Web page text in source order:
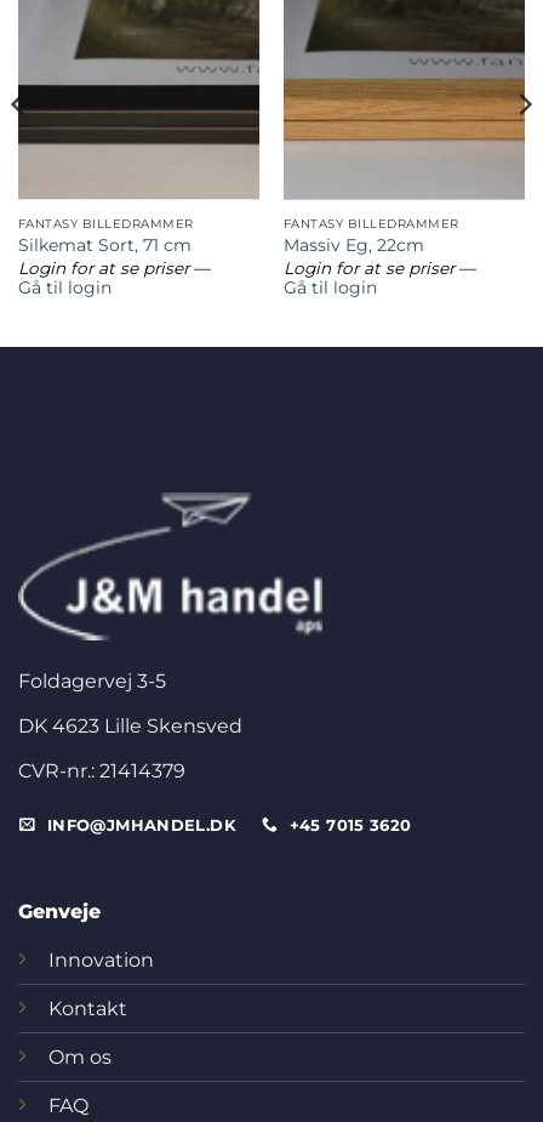
FANTASY BILLEDRAMMER
Silkemat Sort, 71 cm
Login for at se priser—
Gå til login
FANTASY BILLEDRAMMER
Massiv Eg, 22cm
Login for at se priser—
Gå til login
Foldagervej 3-5
DK 4623 Lille Skensved
CVR-nr.: 21414379
INFO@JMHANDEL.DK +45 7015 3620
Genveje
Innovation
Kontakt
Om os
FAQ